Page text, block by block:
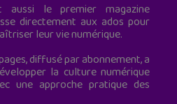
aussi le premier magazine
directement aux ados pour
leur vie numérique.
diffusé par abonnement, a
la culture numérique
une approche pratique des